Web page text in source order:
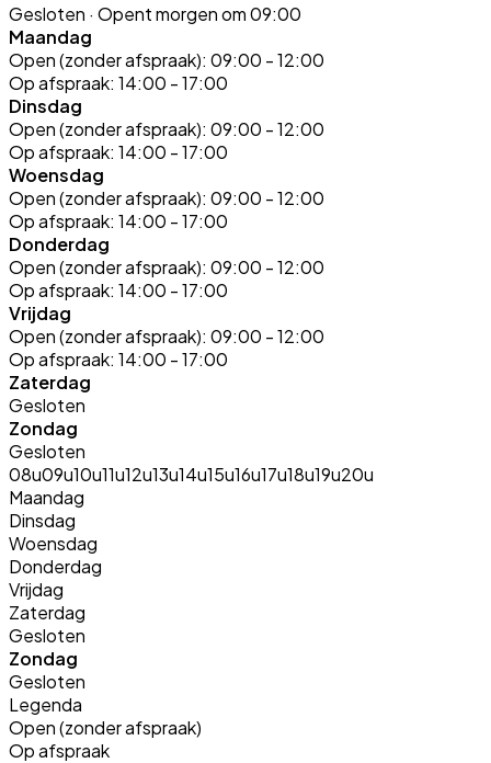
Gesloten · Opent morgen om 09:00
Maandag
Open (zonder afspraak): 09:00 - 12:00
Op afspraak: 14:00 - 17:00
Dinsdag
Open (zonder afspraak): 09:00 - 12:00
Op afspraak: 14:00 - 17:00
Woensdag
Open (zonder afspraak): 09:00 - 12:00
Op afspraak: 14:00 - 17:00
Donderdag
Open (zonder afspraak): 09:00 - 12:00
Op afspraak: 14:00 - 17:00
Vrijdag
Open (zonder afspraak): 09:00 - 12:00
Op afspraak: 14:00 - 17:00
Zaterdag
Gesloten
Zondag
Gesloten
08u09u10u11u12u13u14u15u16u17u18u19u20u
Maandag
Dinsdag
Woensdag
Donderdag
Vrijdag
Zaterdag
Gesloten
Zondag
Gesloten
Legenda
Open (zonder afspraak)
Op afspraak